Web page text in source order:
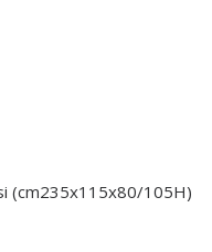
(cm235x115x80/105H)